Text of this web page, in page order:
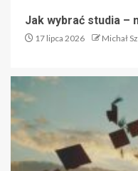
Jak wybrać studia –
17 lipca 2026 Michał